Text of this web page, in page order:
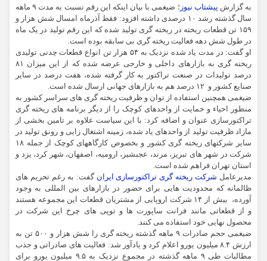
به گزارش پیشتاب نیوز
؛ ضیغمی با بیان اینکه این رقم نسبت به مدت ۹ ماهه
سال گذشته رشد ۱۰ درصدی داشته افزود: فقط آذرماه امسال شش هزار و
۱۵۹ تن قطعات ریخته در ریخته گری تولید شده که این رقم تولید در یک ماه
در طول شش دهه فعالیت ریخته گری بی سابقه بوده است.
او گفت: در مدت یاد شده نزدیک به ۵۴ هزار تن انواع قطعات چدنی تولیدی
ریخته گری به بازارهای داخلی و خارجی عرضه شده که از این میزان ۸۱
درصد تولیدات در صنعت تراکتور به کار گرفته شده، هفت درصد در سایر
صنایع کشور و ۱۲ درصد هم به بازارهای جهانی ارسال شده است.
ضیغمی همچنین استفاده از توان و ظرفیت ریخته گری های سراسر کشور به
منظور احیاء و حمایت از واحدهای کوچک را از دیگر برنامه های ریخته گری
تراکتورسازی عنوان و اضافه کرد: با این سیاست علاوه بر تامین بخشی از
مازاد ظرفیت تولید از واحدهای یاد شده، زمینه اشتغال زایی و رونق تولید در
سایر شرکتهای ریخته گری کشور و بخصوص کارگاههای کوچک از جمله ۱۸
شرکت در شهر های تبریز، مرند، عجبشیر، ارومیه، اصفهان، شهر کرد، یزد و
استان تهران فراهم شده است.
مدیرعامل شرکت ریخته گری تراکتورسازی ایران گفت: به رغم‌ تحریم های
ظالمانه که محدودیت هایی برای حضور در بازارهای بین المللی به وجود
آورده، بیش از ۱۴ شرکت اروپایی از مشتریان قطعات این مجموعه هستند
و از قطعاتی مانند فرانت ساپورت ها و توپی های چرخ این شرکت در
محصول نهایی خود استفاده می کنند.
ضیغمی حجم صادرات ۹ ماهه گذشته ریخته گری را شش هزار و ۵۰۰ تن به
ارزش ۸.۴ میلیون یورو اعلام کرد و یادآور شد: فعالیت های صادراتی و جذب
مطالبات طی ۹ ماهه گذشته در مجموع نزدیک به ۹.۵ میلیون یورو برای